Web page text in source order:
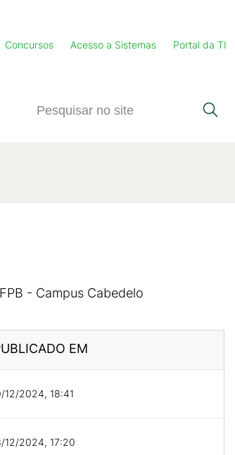
Concursos Acesso a Sistemas Portal da TI
- Campus Cabedelo
EM
12/2024, 18:41
12/2024, 17:20